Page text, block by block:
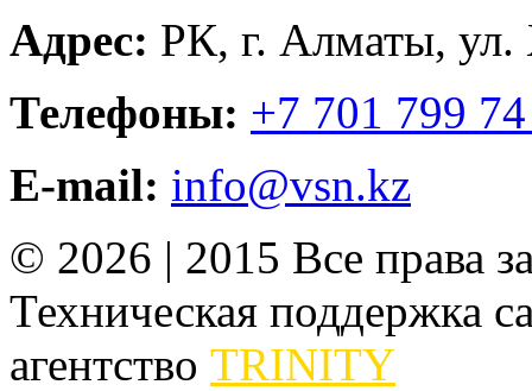
Адрес: РК, г. Алматы, ул.
Телефоны: +7 701 799
E-mail: info@vsn.kz
© 2026 | 2015 Все права
Техническая поддержка
агентство TRINITY